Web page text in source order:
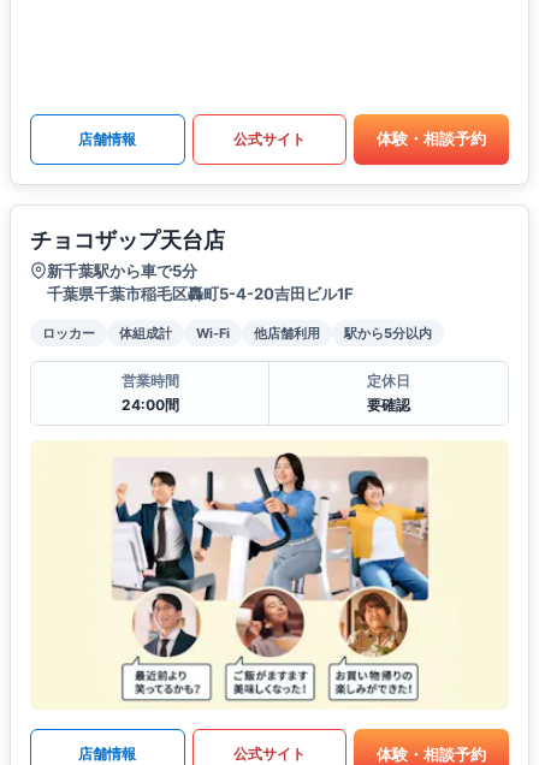
店舗情報 公式サイト 体験・相談予約
チョコザップ天台店
新千葉駅から車で5分
千葉県千葉市稲毛区轟町5-4-20吉田ビル1F
ロッカー 体組成計 Wi-Fi 他店舗利用 駅から5分以内
営業時間
24:00間
定休日
要確認
店舗情報 公式サイト 体験・相談予約